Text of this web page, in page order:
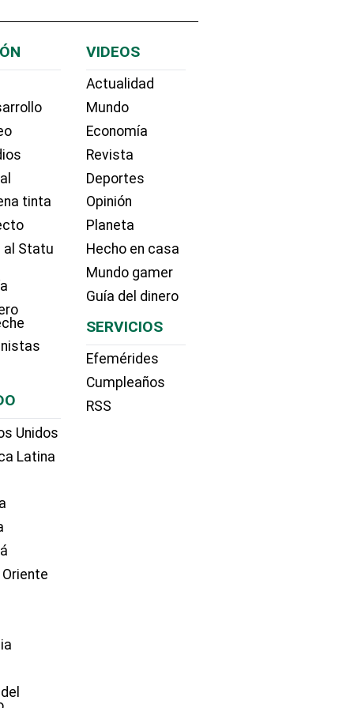
tinta
al Statu
Unidos
Latina
VIDEOS
Actualidad
Mundo
Economía
Revista
Deportes
Opinión
Planeta
Hecho en casa
Mundo gamer
Guía del dinero
SERVICIOS
Efemérides
Cumpleaños
RSS